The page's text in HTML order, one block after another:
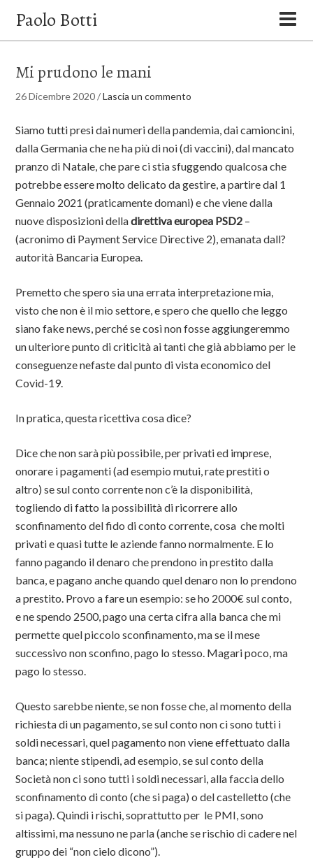
Paolo Botti
Mi prudono le mani
26 Dicembre 2020/Lascia un commento
Siamo tutti presi dai numeri della pandemia, dai camioncini,
dalla Germania che ne ha più di noi (di vaccini), dal mancato
pranzo di Natale, che pare ci stia sfuggendo qualcosa che
potrebbe essere molto delicato da gestire, a partire dal 1
Gennaio 2021 (praticamente domani) e che viene dalla
nuove disposizioni delladirettiva europea PSD2 –
(acronimo di Payment Service Directive 2), emanata dall?
autorità Bancaria Europea.
Premetto che spero sia una errata interpretazione mia,
visto che non è il mio settore, e spero che quello che leggo
siano fake news, perché se così non fosse aggiungeremmo
un ulteriore punto di criticità ai tanti che già abbiamo per le
conseguenze nefaste dal punto di vista economico del
Covid-19.
In pratica, questa ricettiva cosa dice?
Dice che non sarà più possibile, per privati ed imprese,
onorare i pagamenti (ad esempio mutui, rate prestiti o
altro) se sul conto corrente non c’è la disponibilità,
togliendo di fatto la possibilità di ricorrere allo
sconfinamento del fido di conto corrente, cosa che molti
privati e quasi tutte le aziende fanno normalmente. E lo
fanno pagando il denaro che prendono in prestito dalla
banca, e pagano anche quando quel denaro non lo prendono
a prestito. Provo a fare un esempio: se ho 2000€ sul conto,
e ne spendo 2500, pago una certa cifra alla banca che mi
permette quel piccolo sconfinamento, ma se il mese
successivo non sconfino, pago lo stesso. Magari poco, ma
pago lo stesso.
Questo sarebbe niente, se non fosse che, al momento della
richiesta di un pagamento, se sul conto non ci sono tutti i
soldi necessari, quel pagamento non viene effettuato dalla
banca; niente stipendi, ad esempio, se sul conto della
Società non ci sono tutti i soldi necessari, alla faccia dello
sconfinamento di conto (che si paga) o del castelletto (che
si paga). Quindi i rischi, soprattutto per le PMI, sono
altissimi, ma nessuno ne parla (anche se rischio di cadere nel
gruppo dei “non cielo dicono”).